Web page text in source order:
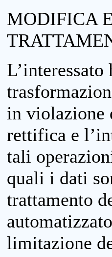
MODIFICA
in violazione
rettifica e
tali
quali i dati
trattamento
limitazione